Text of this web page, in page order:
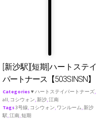
[新沙駅][短期]ハートステイ
パートナース【503SINSN】
Categories♥ ハートステイパートナーズ,
all, コシウォン,新沙,江南
Tags3号線, コシウォン, ワンルーム,新沙
駅,江南,短期